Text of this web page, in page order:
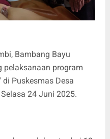
Bambang Bayu
pelaksanaan program
Puskesmas Desa
24 Juni 2025.